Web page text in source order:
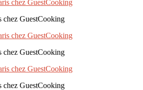
chez GuestCooking
chez GuestCooking
chez GuestCooking